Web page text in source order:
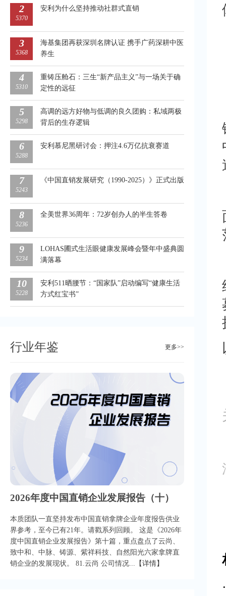
2
5370
安利为什么坚持推动社群式直销
3
5368
海基集团再获深圳名牌认证 携手广药深耕中医
养生
4
5310
重铸压舱石：三生“新产品主义”与一场关于确
定性的远征
5
5298
高调的远方好物与低调的良久团购：私域两极
背后的生存逻辑
6
5288
安利慕尼黑研讨会：押注4.6万亿抗衰赛道
7
5243
《中国直销发展研究（1990-2025）》正式出版
8
5236
全美世界36周年：72岁创办人的半生答卷
9
5234
LOHAS圃式生活眼健康发展峰会暨年中盛典圆
满落幕
10
5228
安利511晒腰节：“国家队”启动编写“健康生活
方式红宝书”
行业年鉴 更多>>
2026年度中国直销企业发展报告（十）
本质团队一直坚持发布中国直销拿牌企业年度报告供业
界参考，至今已有21年。请戳系列回顾。 这是《2026年
度中国直销企业发展报告》第十篇，重点盘点了云尚、
致中和、中脉、铸源、紫祥科技、自然阳光六家拿牌直
销企业的发展现状。 81.云尚 公司情况...
【详情】
·